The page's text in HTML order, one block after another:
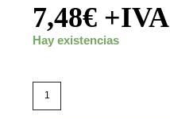
7,48€ +IVA
Hay existencias